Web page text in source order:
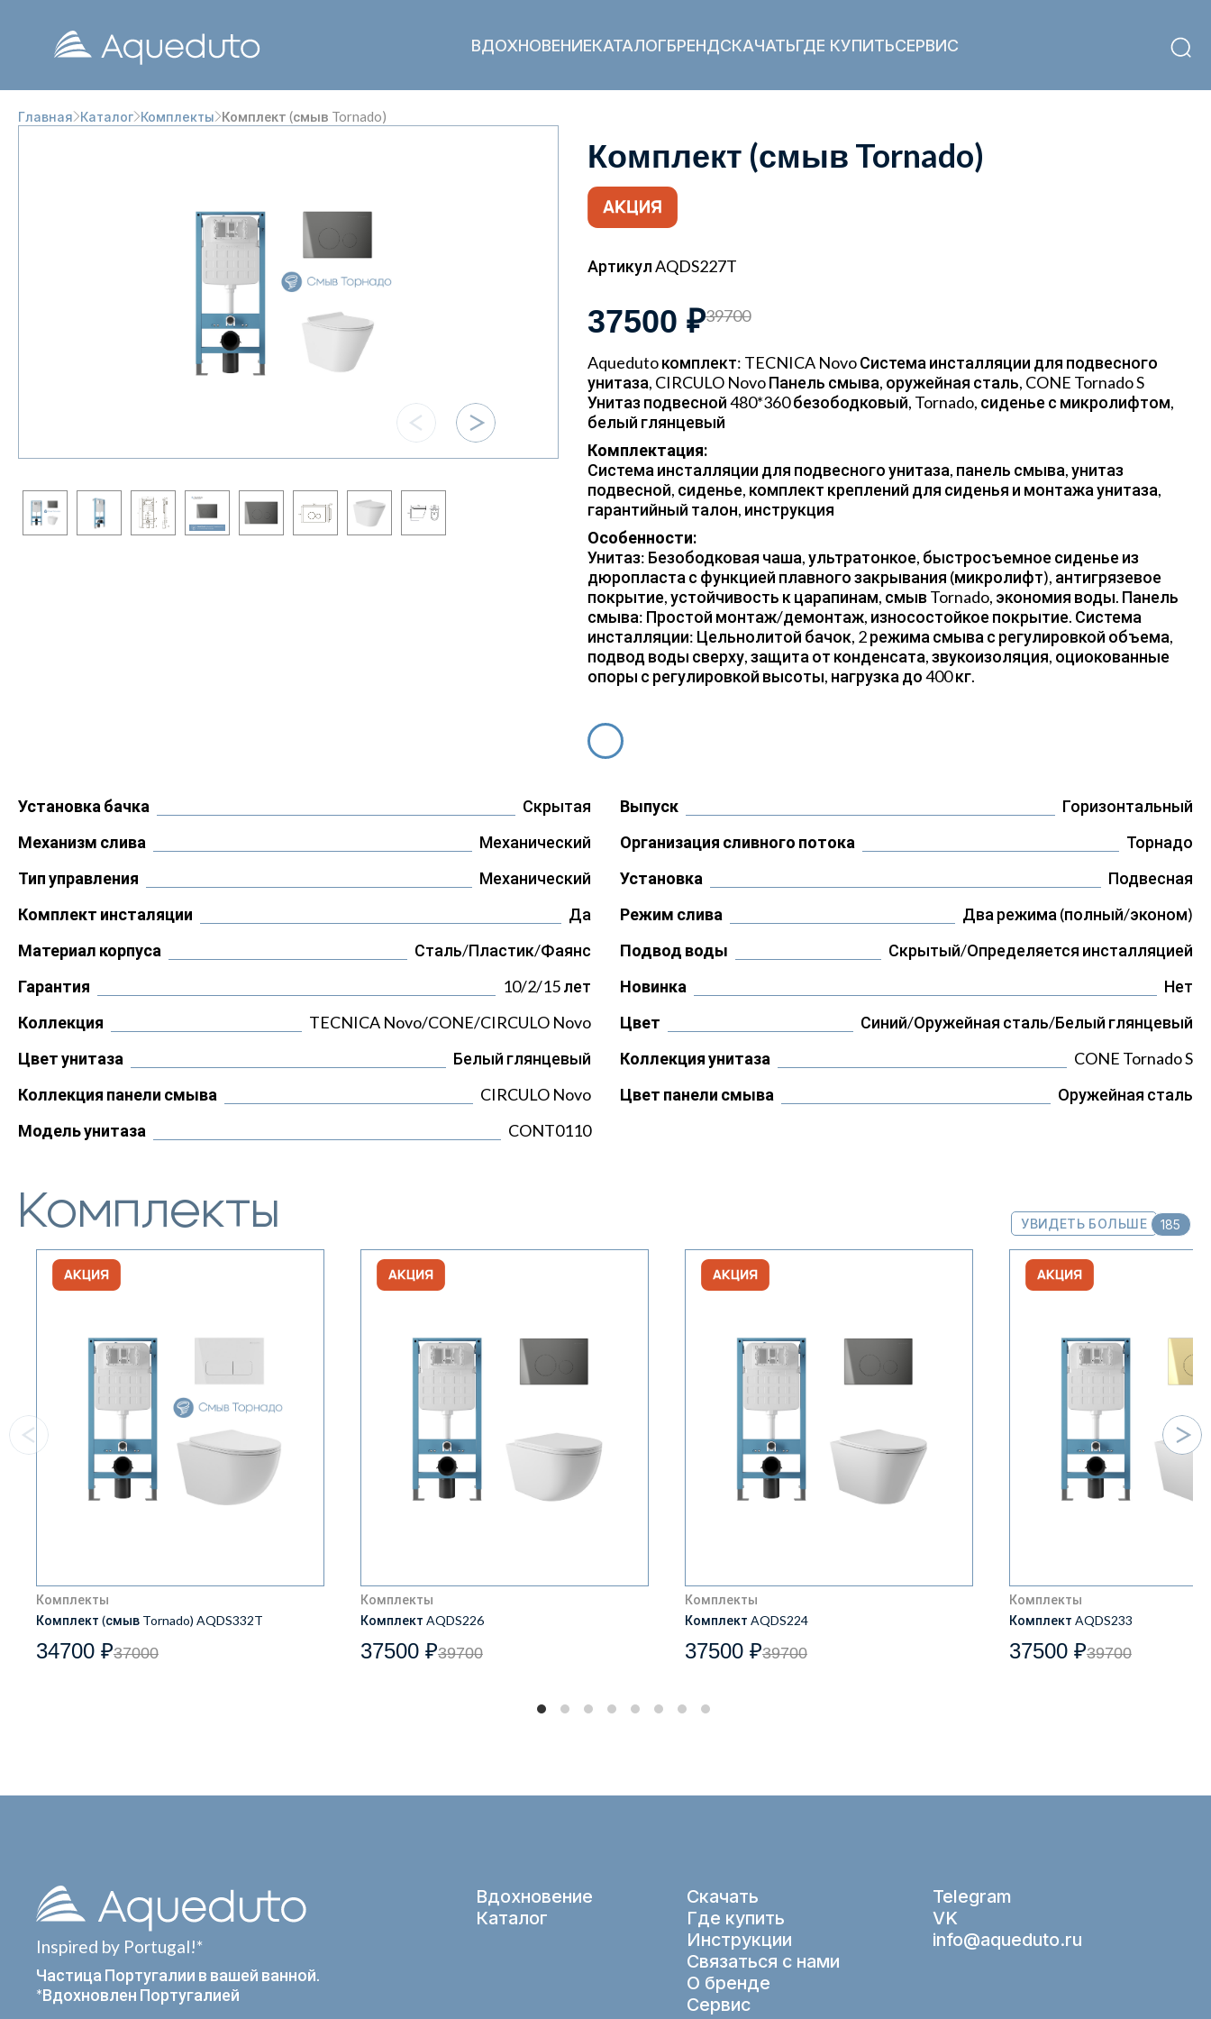
ВДОХНОВЕНИЕКАТАЛОГБРЕНДСКАЧАТЬГДЕ КУПИТЬСЕРВИС
Главная Каталог Комплекты Комплект (смыв Tornado)
Комплект (смыв Tornado)
Артикул AQDS227T
37500 ₽39700
Aqueduto комплект: TECNICA Novo Система инсталляции для подвесного
унитаза, CIRCULO Novo Панель смыва, оружейная сталь, CONE Tornado S
Унитаз подвесной 480*360 безободковый, Tornado, сиденье с микролифтом,
белый глянцевый
Комплектация:
Система инсталляции для подвесного унитаза, панель смыва, унитаз
подвесной, сиденье, комплект креплений для сиденья и монтажа унитаза,
гарантийный талон, инструкция
Особенности:
Унитаз: Безободковая чаша, ультратонкое, быстросъемное сиденье из
дюропласта с функцией плавного закрывания (микролифт), антигрязевое
покрытие, устойчивость к царапинам, смыв Tornado, экономия воды. Панель
смыва: Простой монтаж/демонтаж, износостойкое покрытие. Система
инсталляции: Цельнолитой бачок, 2 режима смыва с регулировкой объема,
подвод воды сверху, защита от конденсата, звукоизоляция, оциокованные
опоры с регулировкой высоты, нагрузка до 400 кг.
Установка бачка Скрытая Выпуск
Горизонтальный
Механизм слива
Механический Организация сливного потока
Торнадо
Тип управления
Механический Установка
Подвесная
Комплект инсталяции
Да Режим слива
Два режима (полный/эконом)
Материал корпуса
Сталь/Пластик/Фаянс Подвод воды
Скрытый/Определяется инсталляцией
Гарантия
10/2/15 лет Новинка
Нет
Коллекция
TECNICA Novo/CONE/CIRCULO Novo Цвет
Синий/Оружейная сталь/Белый глянцевый
Цвет унитаза
Белый глянцевый Коллекция унитаза
CONE Tornado S
Коллекция панели смыва
CIRCULO Novo Цвет панели смыва
Оружейная сталь
Модель унитаза
CONT0110
Комплекты УВИДЕТЬ БОЛЬШЕ 185
Комплекты
Комплект (смыв Tornado) AQDS332T
34700 ₽37000
Комплекты
Комплект AQDS226
37500 ₽39700
Комплекты
Комплект AQDS224
37500 ₽39700
Комплекты
Комплект AQDS233
37500 ₽39700
Inspired by Portugal!*
Частица Португалии в вашей ванной.
*Вдохновлен Португалией
Вдохновение
Каталог
Скачать
Где купить
Инструкции
Связаться с нами
О бренде
Сервис
Telegram
VK
info@aqueduto.ru